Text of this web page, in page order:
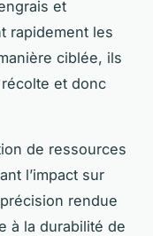
et
rapidement les
ciblée, ils
et donc
de ressources
l’impact sur
rendue
à la durabilité de